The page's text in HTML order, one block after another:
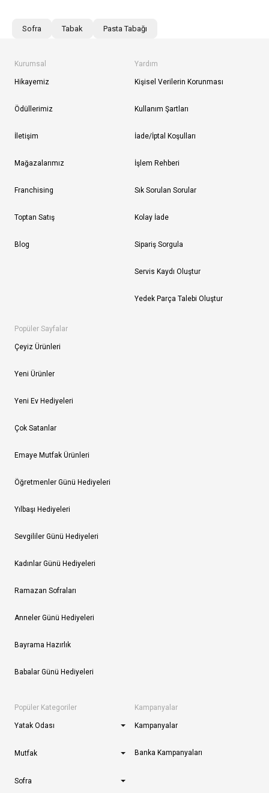
Sofra Tabak Pasta Tabağı
Kurumsal
Hikayemiz
Ödüllerimiz
İletişim
Mağazalarımız
Franchising
Toptan Satış
Blog
Yardım
Kişisel Verilerin Korunması
Kullanım Şartları
İade/İptal Koşulları
İşlem Rehberi
Sık Sorulan Sorular
Kolay İade
Sipariş Sorgula
Servis Kaydı Oluştur
Yedek Parça Talebi Oluştur
Popüler Sayfalar
Çeyiz Ürünleri
Yeni Ürünler
Yeni Ev Hediyeleri
Çok Satanlar
Emaye Mutfak Ürünleri
Öğretmenler Günü Hediyeleri
Yılbaşı Hediyeleri
Sevgililer Günü Hediyeleri
Kadınlar Günü Hediyeleri
Ramazan Sofraları
Anneler Günü Hediyeleri
Bayrama Hazırlık
Babalar Günü Hediyeleri
Popüler Kategoriler
Yatak Odası
Mutfak
Sofra
Kampanyalar
Kampanyalar
Banka Kampanyaları